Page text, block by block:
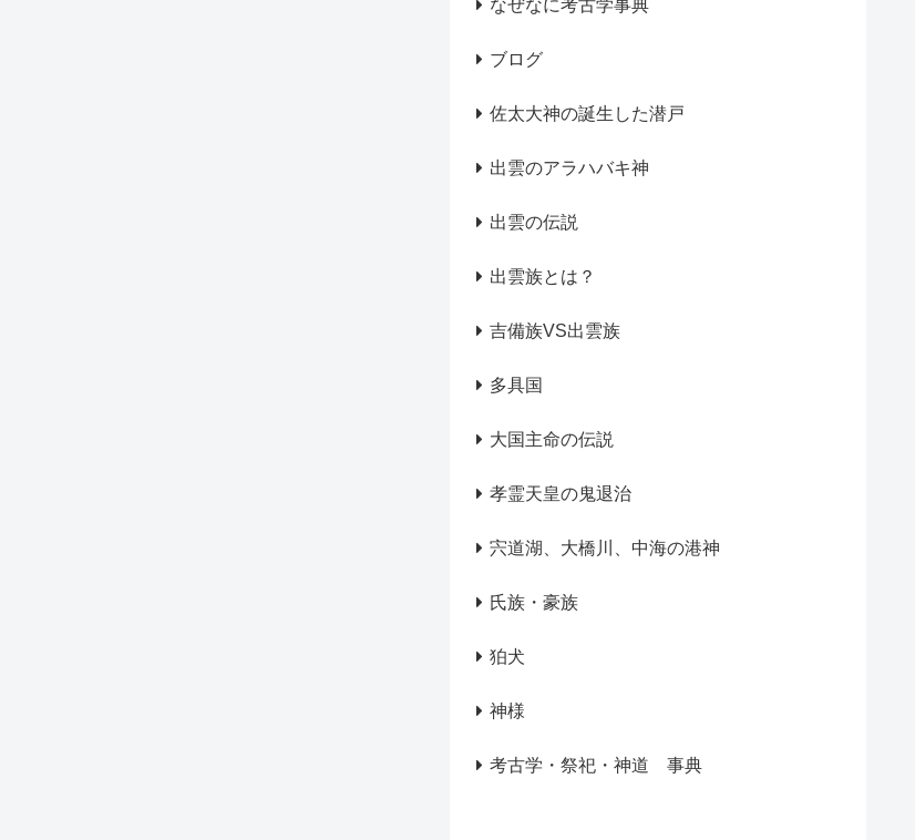
なぜなに考古学事典
ブログ
佐太大神の誕生した潜戸
出雲のアラハバキ神
出雲の伝説
出雲族とは？
吉備族VS出雲族
多具国
大国主命の伝説
孝霊天皇の鬼退治
宍道湖、大橋川、中海の港神
氏族・豪族
狛犬
神様
考古学・祭祀・神道 事典